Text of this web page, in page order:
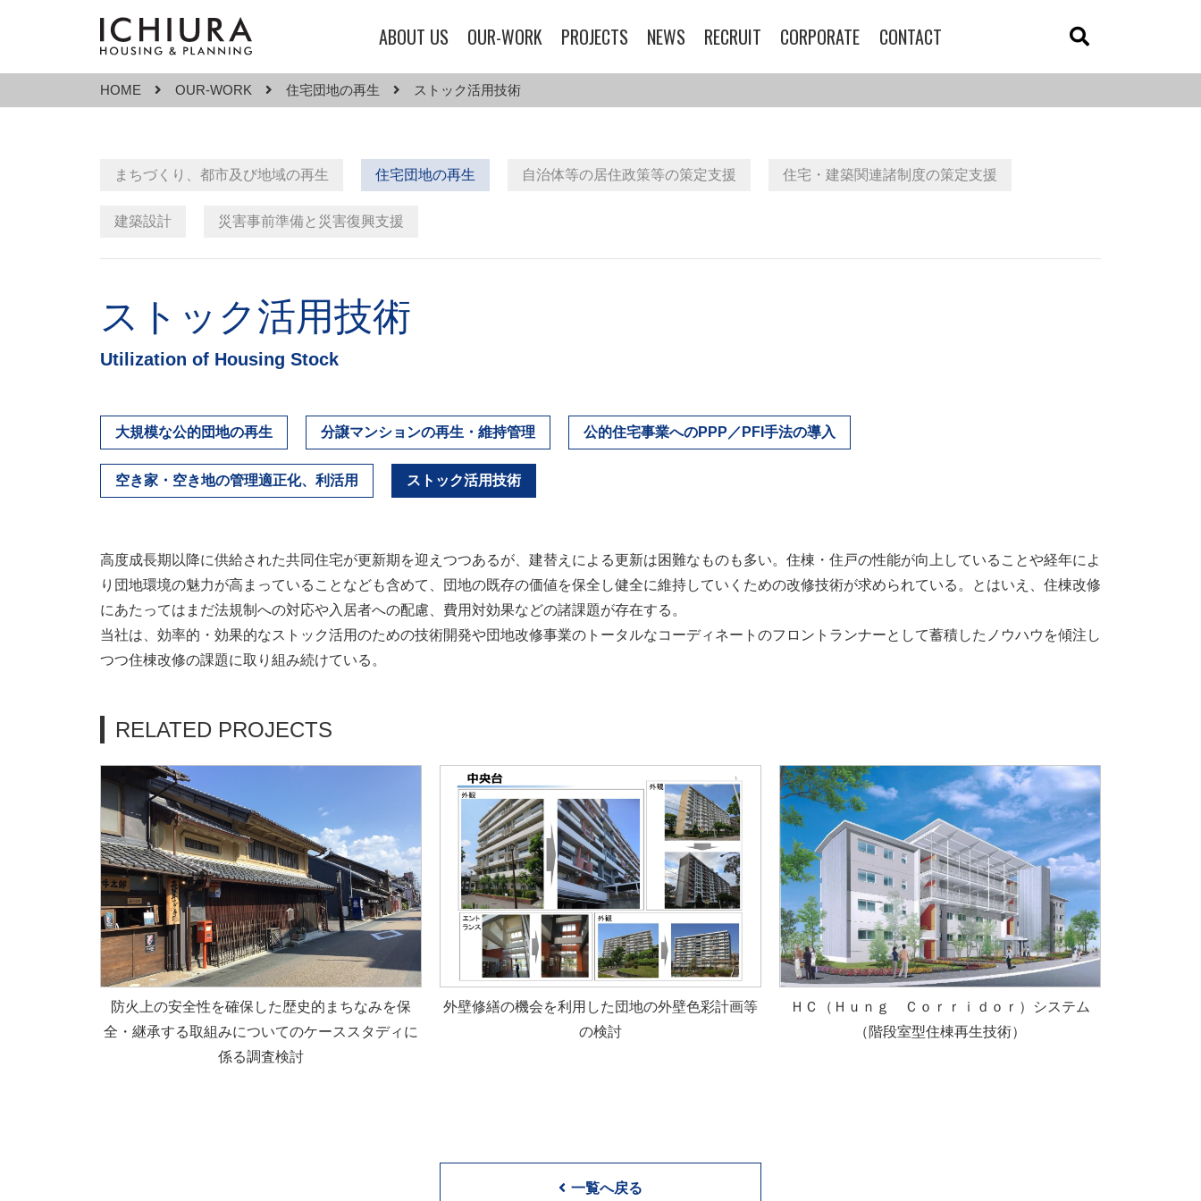
ABOUT US OUR-WORK PROJECTS NEWS RECRUIT CORPORATE CONTACT
HOME OUR-WORK 住宅団地の再生 ストック活用技術
まちづくり、都市及び地域の再生 住宅団地の再生 自治体等の居住政策等の策定支援 住宅・建築関連諸制度の策定支援
建築設計 災害事前準備と災害復興支援
ストック活用技術
Utilization of Housing Stock
大規模な公的団地の再生 分譲マンションの再生・維持管理 公的住宅事業へのPPP／PFI手法の導入
空き家・空き地の管理適正化、利活用 ストック活用技術
高度成長期以降に供給された共同住宅が更新期を迎えつつあるが、建替えによる更新は困難なものも多い。住棟・住戸の性能が向上していることや経年によ
り団地環境の魅力が高まっていることなども含めて、団地の既存の価値を保全し健全に維持していくための改修技術が求められている。とはいえ、住棟改修
にあたってはまだ法規制への対応や入居者への配慮、費用対効果などの諸課題が存在する。
当社は、効率的・効果的なストック活用のための技術開発や団地改修事業のトータルなコーディネートのフロントランナーとして蓄積したノウハウを傾注し
つつ住棟改修の課題に取り組み続けている。
RELATED PROJECTS
防火上の安全性を確保した歴史的まちなみを保
全・継承する取組みについてのケーススタディに
係る調査検討
外壁修繕の機会を利用した団地の外壁色彩計画等
の検討
ＨＣ（Ｈｕｎｇ Ｃｏｒｒｉｄｏｒ）システム
（階段室型住棟再生技術）
一覧へ戻る